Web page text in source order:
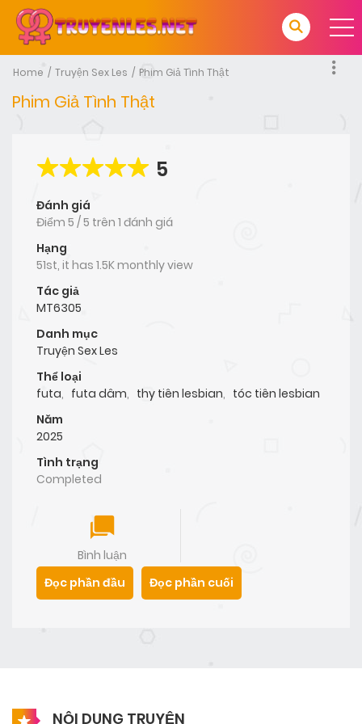
Home Truyện Sex Les Phim Giả Tình Thật
Phim Giả Tình Thật
5
Đánh giá
Điểm 5 /5 trên 1 đánh giá
Hạng
51st, it has 1.5K monthly view
Tác giả
MT6305
Danh mục
Truyện Sex Les
Thể loại
futa, futa dâm, thy tiên lesbian, tóc tiên lesbian
Năm
2025
Tình trạng
Completed
Bình luận
Đọc phần đầu
Đọc phần cuối
NỘI DUNG TRUYỆN